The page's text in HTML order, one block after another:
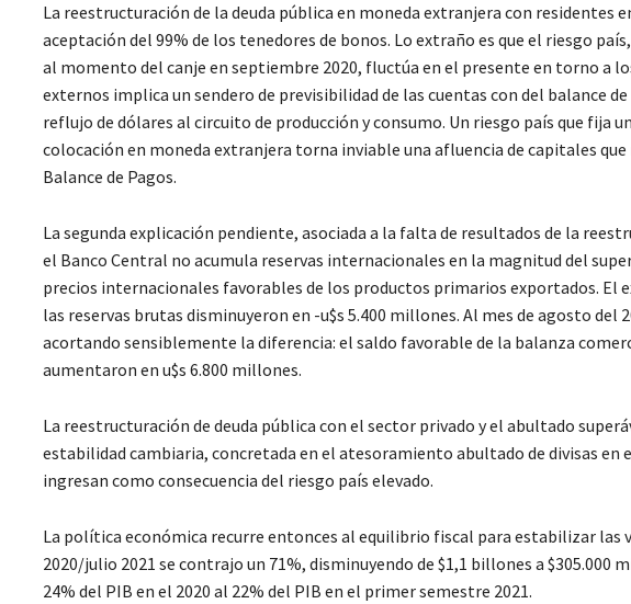
La reestructuración de la deuda pública en moneda extranjera con residentes
aceptación del 99% de los tenedores de bonos. Lo extraño es que el riesgo
al momento del canje en septiembre 2020, fluctúa en el presente en torno a
externos implica un sendero de previsibilidad de las cuentas con del balance
reflujo de dólares al circuito de producción y consumo. Un riesgo país que fija
colocación en moneda extranjera torna inviable una afluencia de capitales
Balance de Pagos.
La segunda explicación pendiente, asociada a la falta de resultados de la
el Banco Central no acumula reservas internacionales en la magnitud del
precios internacionales favorables de los productos primarios exportados. El
las reservas brutas disminuyeron en -u$s 5.400 millones. Al mes de agosto
acortando sensiblemente la diferencia: el saldo favorable de la balanza
aumentaron en u$s 6.800 millones.
La reestructuración de deuda pública con el sector privado y el abultado
estabilidad cambiaria, concretada en el atesoramiento abultado de divisas
ingresan como consecuencia del riesgo país elevado.
La política económica recurre entonces al equilibrio fiscal para estabilizar
2020/julio 2021 se contrajo un 71%, disminuyendo de $1,1 billones a
24% del PIB en el 2020 al 22% del PIB en el primer semestre 2021.